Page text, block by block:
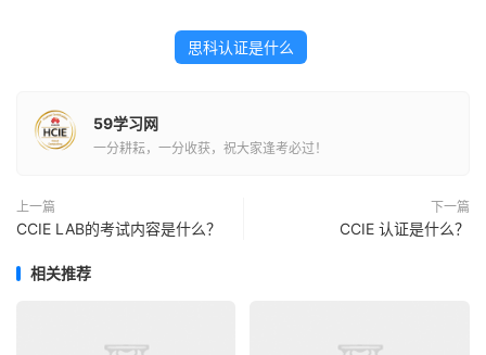
思科认证是什么
59学习网
一分耕耘，一分收获，祝大家逢考必过！
上一篇
CCIE LAB的考试内容是什么？
下一篇
CCIE 认证是什么？
相关推荐